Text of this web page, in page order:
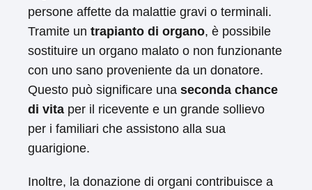
persone affette da malattie gravi o terminali.
Tramite un trapianto di organo, è possibile
sostituire un organo malato o non funzionante
con uno sano proveniente da un donatore.
Questo può significare una seconda chance
di vita per il ricevente e un grande sollievo
per i familiari che assistono alla sua
guarigione.
Inoltre, la donazione di organi contribuisce a